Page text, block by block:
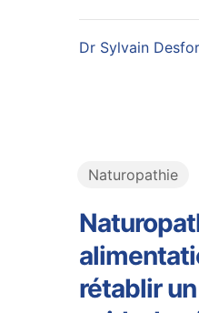
Dr Sylvain
Naturopathie
rétablir